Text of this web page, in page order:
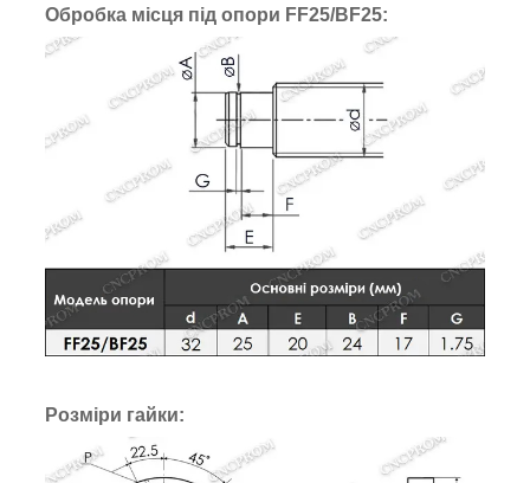
Обробка місця під опори FF25/BF25:
Розміри гайки: